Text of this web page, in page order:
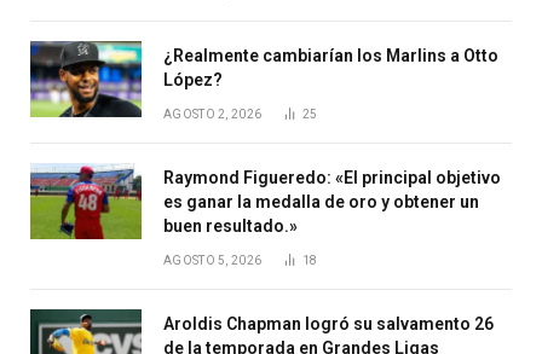
¿Realmente cambiarían los Marlins a Otto
López?
AGOSTO 2, 2026 25
Raymond Figueredo: «El principal objetivo
es ganar la medalla de oro y obtener un
buen resultado.»
AGOSTO 5, 2026 18
Aroldis Chapman logró su salvamento 26
de la temporada en Grandes Ligas